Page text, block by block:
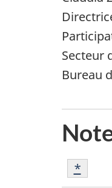
Secteur
Bureau
Note
en
*